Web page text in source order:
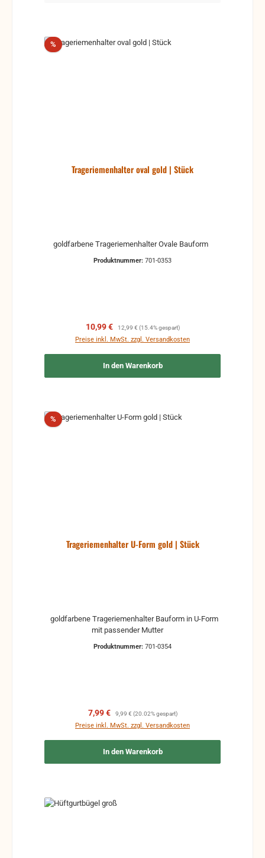
%Rabatt
Trageriemenhalter oval gold | Stück
Produktnummer: 701-0353
Verkaufspreis:
10,99 € Regulärer Preis:
12,99 € (15.4% gespart)
Preise inkl. MwSt. zzgl. Versandkosten
In den Warenkorb
%Rabatt
Trageriemenhalter U-Form gold | Stück
Produktnummer: 701-0354
Verkaufspreis:
7,99 € Regulärer Preis:
9,99 € (20.02% gespart)
Preise inkl. MwSt. zzgl. Versandkosten
In den Warenkorb